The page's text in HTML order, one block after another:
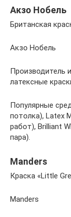
Акзо Нобель
Британская
Акзо Нобель
Производитель
латексные
Популярные
потолка), Latex
работ), Brilliant
пара).
Manders
Краска «Little
Manders